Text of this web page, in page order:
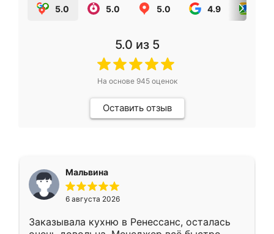
5.0 5.0 5.0 4.9
5.0 из 5
На основе 945оценок
Оставить отзыв
Мальвина
6 августа 2026
Заказывала кухню в Ренессанс, осталась